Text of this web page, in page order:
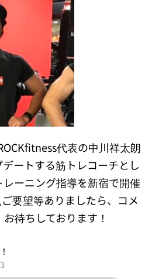
代表の中川祥太朗
ートする筋トレコーチとし
ーニング指導を新宿で開催
要望等ありましたら、コメ
待ちしております！